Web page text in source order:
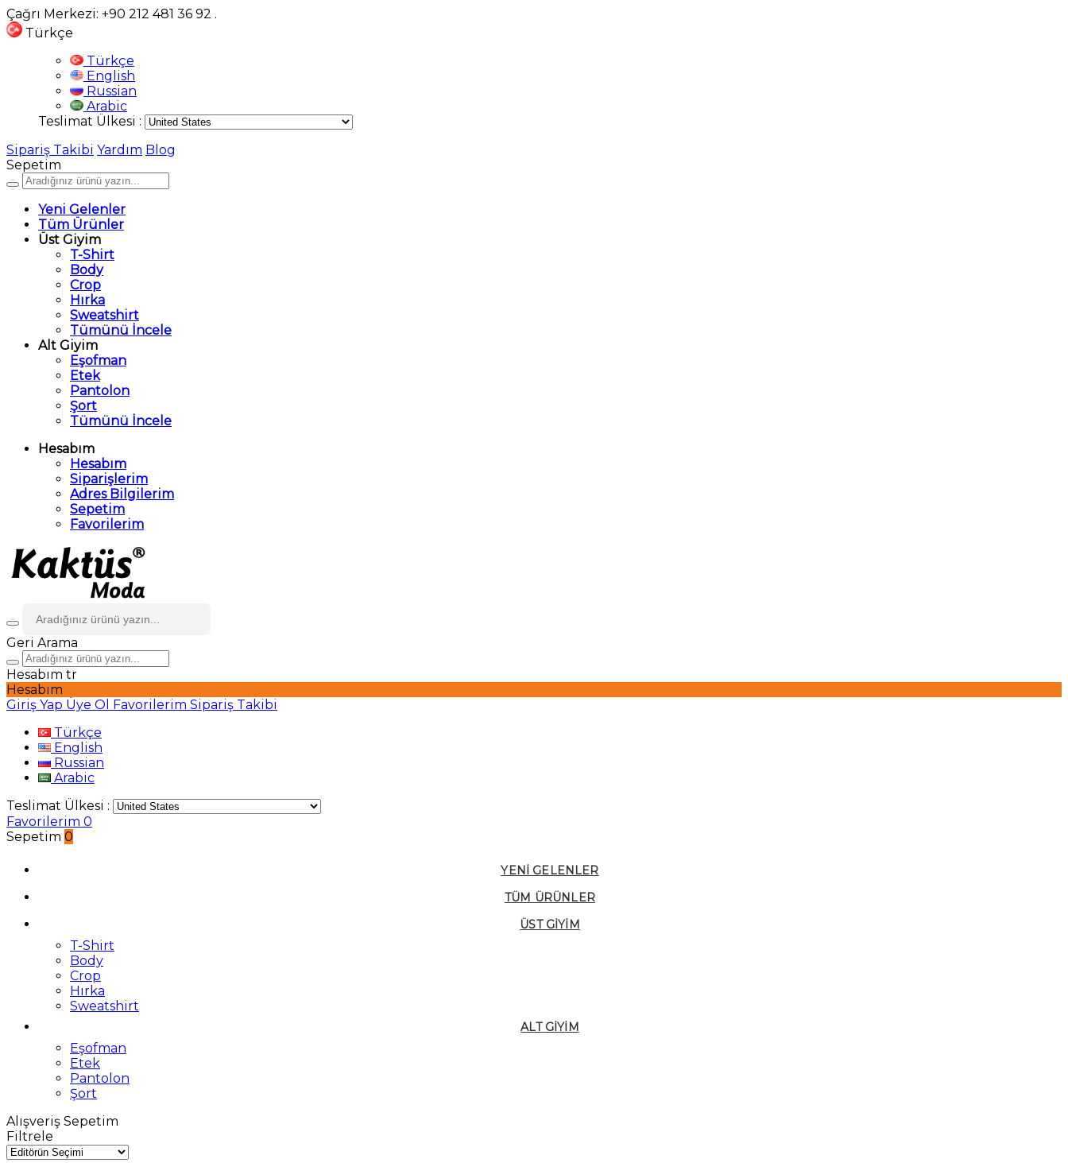
Çağrı Merkezi: +90 212 481 36 92 .
Türkçe
Türkçe
English
Russian
Arabic
Teslimat Ülkesi :
Sipariş Takibi Yardım Blog
Sepetim
Yeni Gelenler
Tüm Ürünler
Üst Giyim
T-Shirt
Body
Crop
Hırka
Sweatshirt
Tümünü İncele
Alt Giyim
Eşofman
Etek
Pantolon
Şort
Tümünü İncele
Hesabım
Hesabım
Siparişlerim
Adres Bilgilerim
Sepetim
Favorilerim
Geri Arama
Hesabım tr
Hesabım
Giriş Yap Üye Ol Favorilerim Sipariş Takibi
Türkçe
English
Russian
Arabic
Teslimat Ülkesi :
Favorilerim 0
Sepetim 0
YENI GELENLER
TÜM ÜRÜNLER
ÜST GIYIM
T-Shirt
Body
Crop
Hırka
Sweatshirt
ALT GIYIM
Eşofman
Etek
Pantolon
Şort
Alışveriş Sepetim
Filtrele